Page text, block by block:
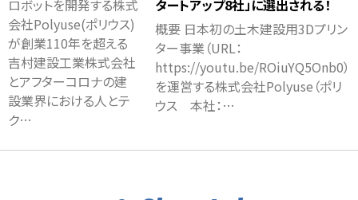
ロボットを開発する株式
会社Polyuse(ポリウス)
が創業110年を超える
吉村建設工業株式会社
とアフターコロナの建
設業界における人とテ
ク…
タートアップ8社」に選出される！
概要 日本初の土木建設用3Dプリン
ター事業（URL：
https://youtu.be/ROiuYQ5Onb0）
を運営する株式会社Polyuse（ポリ
ウス 本社：…